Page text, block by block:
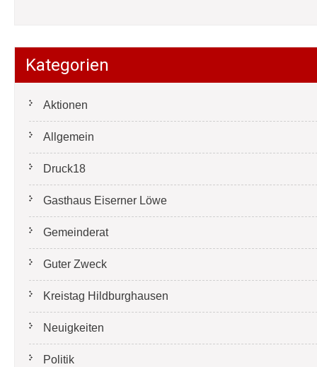
Kategorien
Aktionen
Allgemein
Druck18
Gasthaus Eiserner Löwe
Gemeinderat
Guter Zweck
Kreistag Hildburghausen
Neuigkeiten
Politik